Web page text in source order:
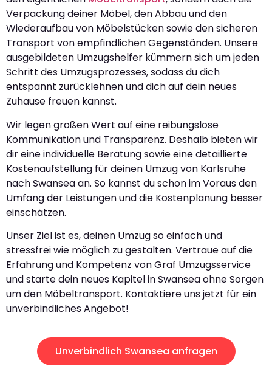
Verpackung deiner Möbel, den Abbau und den
Wiederaufbau von Möbelstücken sowie den sicheren
Transport von empfindlichen Gegenständen. Unsere
ausgebildeten Umzugshelfer kümmern sich um jeden
Schritt des Umzugsprozesses, sodass du dich
entspannt zurücklehnen und dich auf dein neues
Zuhause freuen kannst.
Wir legen großen Wert auf eine reibungslose
Kommunikation und Transparenz. Deshalb bieten wir
dir eine individuelle Beratung sowie eine detaillierte
Kostenaufstellung für deinen Umzug von Karlsruhe
nach Swansea an. So kannst du schon im Voraus den
Umfang der Leistungen und die Kostenplanung besser
einschätzen.
Unser Ziel ist es, deinen Umzug so einfach und
stressfrei wie möglich zu gestalten. Vertraue auf die
Erfahrung und Kompetenz von Graf Umzugsservice
und starte dein neues Kapitel in Swansea ohne Sorgen
um den Möbeltransport. Kontaktiere uns jetzt für ein
unverbindliches Angebot!
Unverbindlich Swansea anfragen